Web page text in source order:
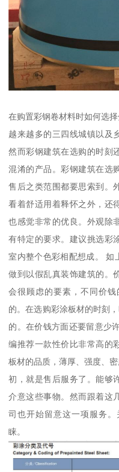
在购置彩钢卷材料时如何选
越来越多的三四线城镇以及
然而彩钢建筑在选购的时刻
混淆的产品。彩钢建筑在选
售后之类范围都要思索到。
看着舒适用着释怀之外，还
也感觉非常的优良。外观除
有特定的要求。建议挑选彩
室内整个色彩相配想成。 如
做到以假乱真装饰建筑的。
会很顾虑的要素，不同价
的。在选购彩涂板材的时刻
的。在价钱方面还要留意少
编推荐一款性价比非常高
板材的品质，薄厚、强度、
初，就是售后服务了。能够
介意这些事物。然而跟着这
司也开始留意这一项服务
睐。